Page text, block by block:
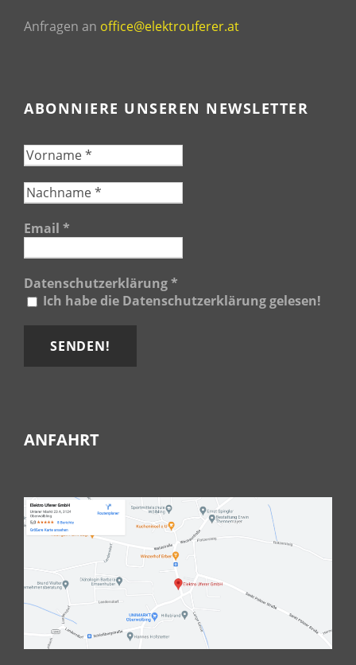
Anfragen an office@elektrouferer.at
ABONNIERE UNSEREN NEWSLETTER
Email *
Datenschutzerklärung*
Ich habe die Datenschutzerklärung gelesen!
ANFAHRT